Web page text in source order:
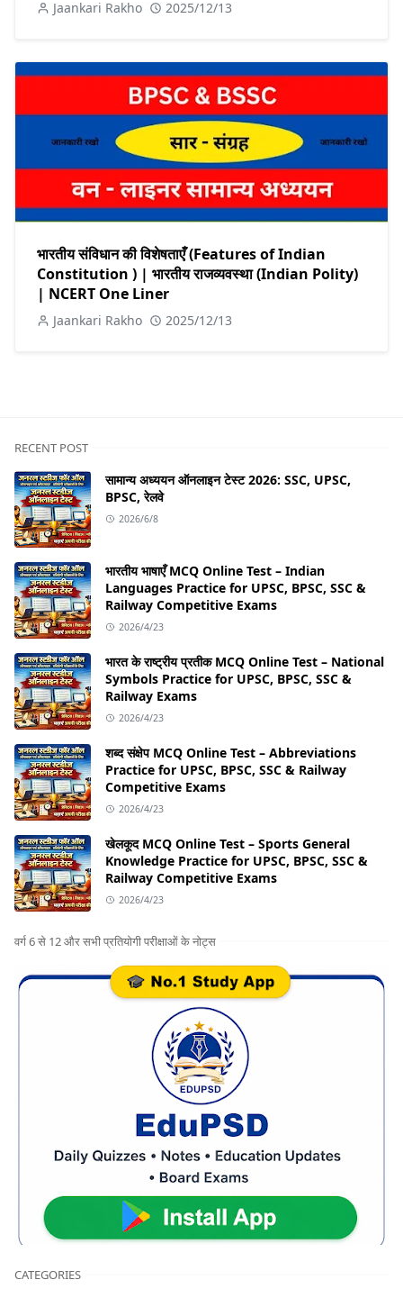
Jaankari Rakho 2025/12/13
भारतीय संविधान की विशेषताएँ (Features of Indian
Constitution ) | भारतीय राजव्यवस्था (Indian Polity)
| NCERT One Liner
Jaankari Rakho 2025/12/13
RECENT POST
सामान्य अध्ययन ऑनलाइन टेस्ट 2026: SSC, UPSC,
BPSC, रेलवे
2026/6/8
भारतीय भाषाएँ MCQ Online Test – Indian
Languages Practice for UPSC, BPSC, SSC &
Railway Competitive Exams
2026/4/23
भारत के राष्ट्रीय प्रतीक MCQ Online Test – National
Symbols Practice for UPSC, BPSC, SSC &
Railway Exams
2026/4/23
शब्द संक्षेप MCQ Online Test – Abbreviations
Practice for UPSC, BPSC, SSC & Railway
Competitive Exams
2026/4/23
खेलकूद MCQ Online Test – Sports General
Knowledge Practice for UPSC, BPSC, SSC &
Railway Competitive Exams
2026/4/23
वर्ग 6 से 12 और सभी प्रतियोगी परीक्षाओं के नोट्स
CATEGORIES